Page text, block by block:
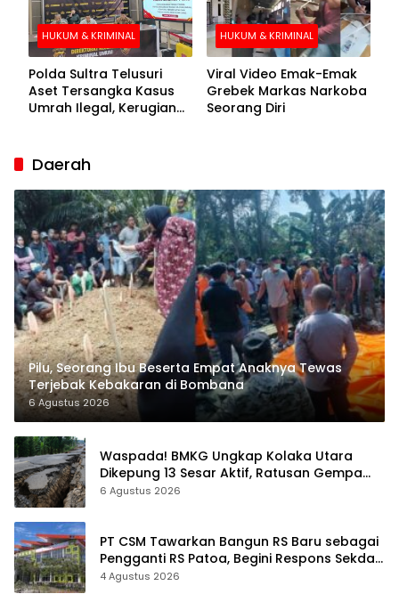
HUKUM & KRIMINAL
Polda Sultra Telusuri
Aset Tersangka Kasus
Umrah Ilegal, Kerugian
HUKUM & KRIMINAL
Viral Video Emak-Emak
Grebek Markas Narkoba
Seorang Diri
Daerah
Pilu, Seorang Ibu Beserta Empat Anaknya Tewas
Terjebak Kebakaran di Bombana
6 Agustus 2026
Waspada! BMKG Ungkap Kolaka Utara
Dikepung 13 Sesar Aktif, Ratusan Gempa
Sudah Terekam
6 Agustus 2026
PT CSM Tawarkan Bangun RS Baru sebagai
Pengganti RS Patoa, Begini Respons Sekda
Kolut
4 Agustus 2026